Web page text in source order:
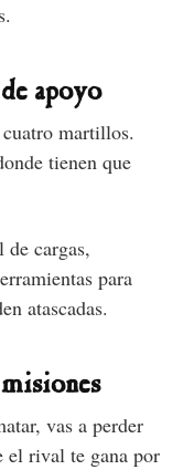
apoyo
martillos.
tienen que
cargas,
para
atascadas.
vas a perder
el rival te gana por